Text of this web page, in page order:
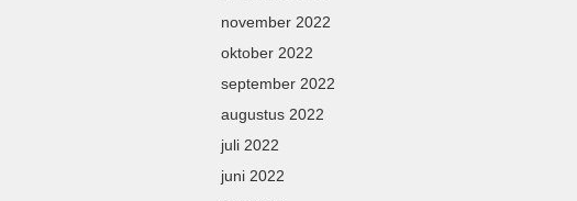
november 2022
oktober 2022
september 2022
augustus 2022
juli 2022
juni 2022